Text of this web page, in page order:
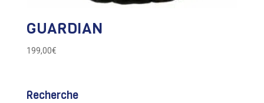
GUARDIAN
199,00€
Recherche